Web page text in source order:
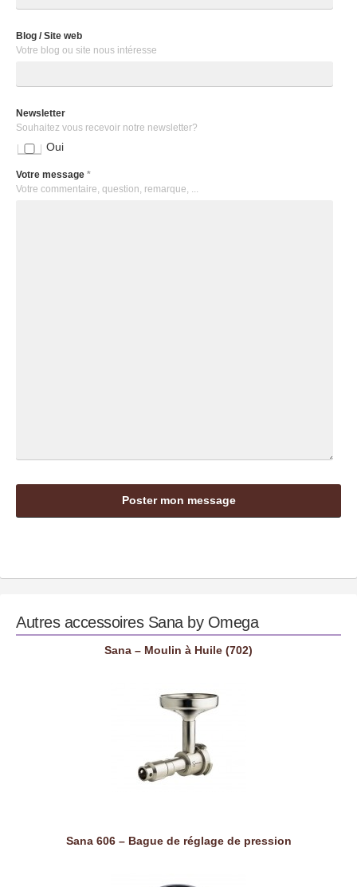
Blog / Site web
Votre blog ou site nous intéresse
Newsletter
Souhaitez vous recevoir notre newsletter?
Oui
Votre message *
Votre commentaire, question, remarque, ...
Autres accessoires Sana by Omega
Sana – Moulin à Huile (702)
Sana 606 – Bague de réglage de pression